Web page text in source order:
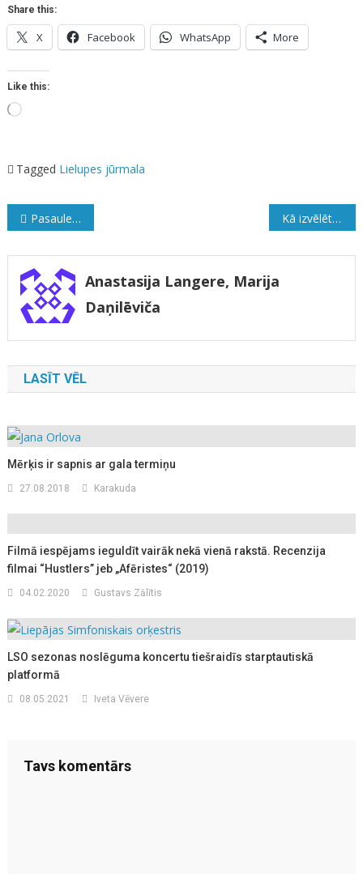
Share this:
X Facebook WhatsApp More
Like this:
Loading…
Tagged Lielupes jūrmala
Ziņu
Pasaules grandi pūšaminstrumentu spēlē un kamerkoris “Ave Sol” Kā izvēlēties īsto valodu pakalpojumu sniedzēju?
Anastasija Langere, Marija
Daņilēviča
LASĪT VĒL
Mērķis ir sapnis ar gala termiņu
27.08.2018 Karakuda
Filmā iespējams ieguldīt vairāk nekā vienā rakstā. Recenzija
filmai “Hustlers” jeb „Afēristes“ (2019)
04.02.2020 Gustavs Zālītis
LSO sezonas noslēguma koncertu tiešraidīs starptautiskā
platformā
08.05.2021 Iveta Vēvere
Tavs komentārs